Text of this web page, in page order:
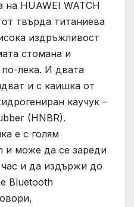
на HUAWEI WATCH
твърда титаниева
издръжливост
стомана и
лека. И двата
и с каишка от
каучук –
(HNBR).
е с голям
и може да се зареди
и да издържи до
Bluetooth